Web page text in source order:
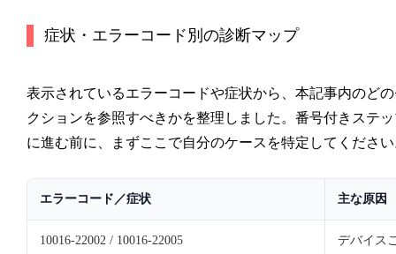
症状・エラーコード別の診断マップ
表示されているエラーコードや症状から、本記事内のど
クションを参照すべきかを整理しました。番号付きステ
に進む前に、まずここで自分のケースを特定してくださ
エラーコード／症状 主な原因
10016-22002 / 10016-22005 デバイス